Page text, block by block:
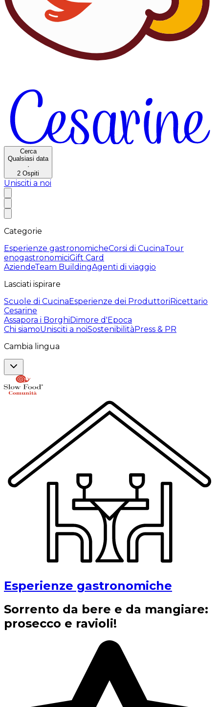
Cerca
Qualsiasi data
·
2 Ospiti
Unisciti a noi
Categorie
Esperienze gastronomicheCorsi di CucinaTour
enogastronomiciGift Card
AziendeTeam BuildingAgenti di viaggio
Lasciati ispirare
Scuole di CucinaEsperienze dei ProduttoriRicettario
Cesarine
Assapora i BorghiDimore d'Epoca
Chi siamoUnisciti a noiSostenibilitàPress & PR
Cambia lingua
Esperienze gastronomiche
Sorrento da bere e da mangiare:
prosecco e ravioli!